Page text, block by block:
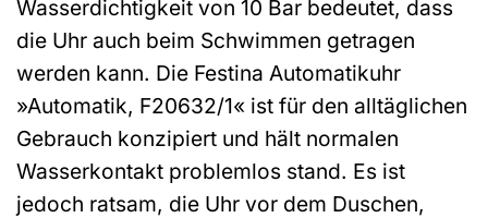
Wasserdichtigkeit von 10 Bar bedeutet, dass
die Uhr auch beim Schwimmen getragen
werden kann. Die Festina Automatikuhr
»Automatik, F20632/1« ist für den alltäglichen
Gebrauch konzipiert und hält normalen
Wasserkontakt problemlos stand. Es ist
jedoch ratsam, die Uhr vor dem Duschen,